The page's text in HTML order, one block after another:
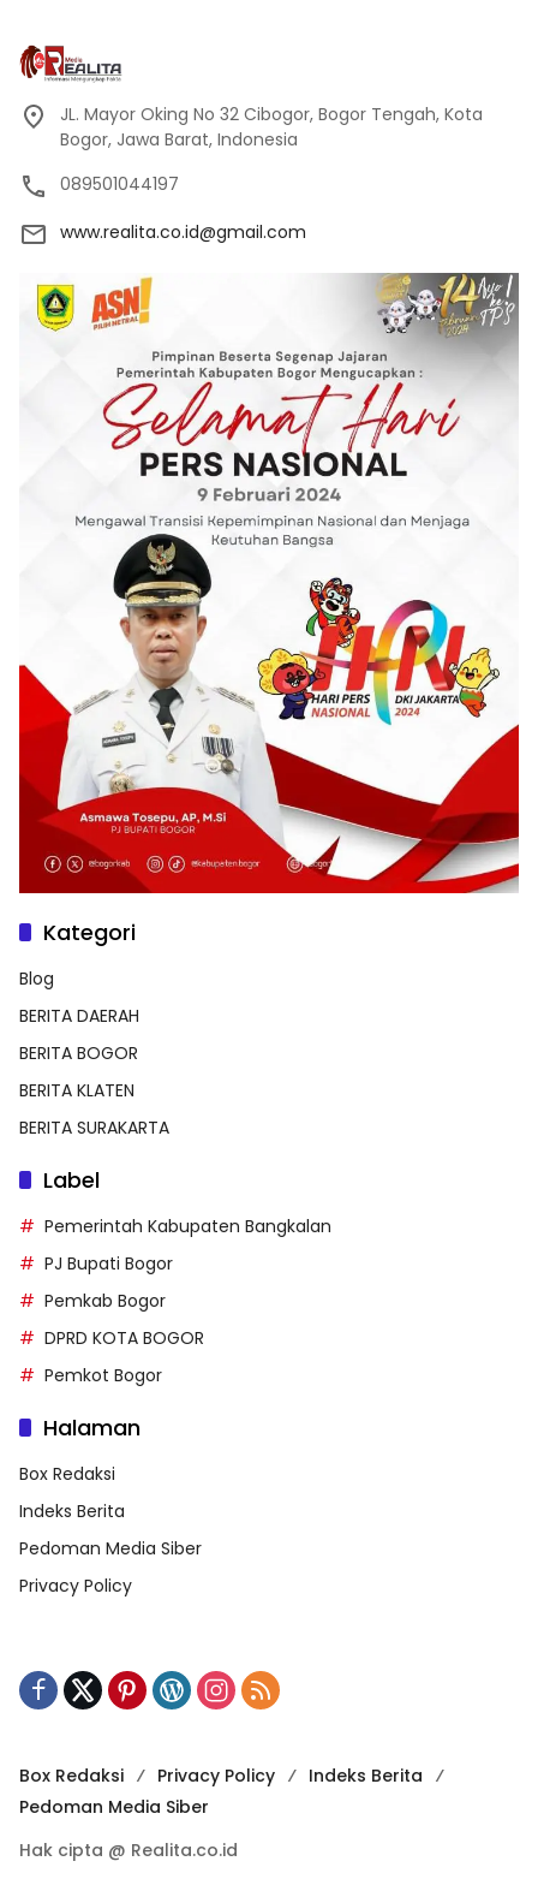
JL. Mayor Oking No 32 Cibogor, Bogor Tengah, Kota
Bogor, Jawa Barat, Indonesia
089501044197
www.realita.co.id@gmail.com
Kategori
Blog
BERITA DAERAH
BERITA BOGOR
BERITA KLATEN
BERITA SURAKARTA
Label
Pemerintah Kabupaten Bangkalan
PJ Bupati Bogor
Pemkab Bogor
DPRD KOTA BOGOR
Pemkot Bogor
Halaman
Box Redaksi
Indeks Berita
Pedoman Media Siber
Privacy Policy
Box Redaksi Privacy Policy
Indeks Berita
Pedoman Media Siber
Hak cipta @ Realita.co.id